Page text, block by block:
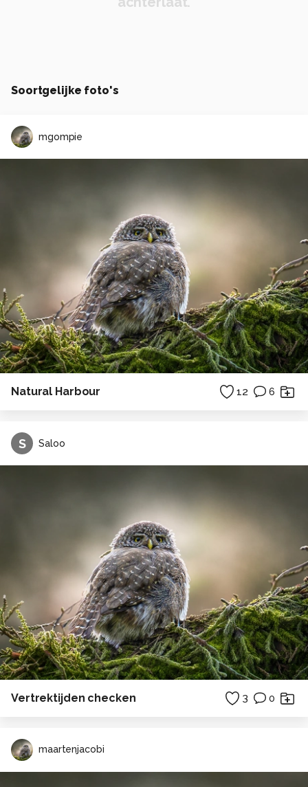
Soortgelijke foto's
mgompie
Natural Harbour 12 6
S Saloo
Vertrektijden checken 3 0
maartenjacobi